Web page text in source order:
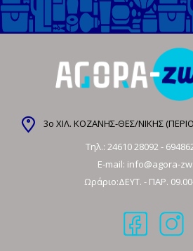
3ο ΧΙΛ. ΚΟΖΑΝΗΣ-ΘΕΣ/ΝΙΚΗΣ
Τηλ.: 24610 28092-
E-mail: info@agora-
Ωράριο:ΔΕΥΤ. - ΠΑΡ.